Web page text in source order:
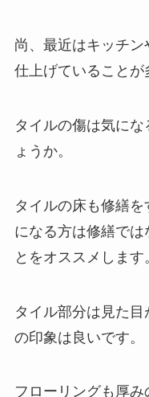
尚、最近はキッチ
仕上げていることが
タイルの傷は気に
ょうか。
タイルの床も修繕
になる方は修繕では
とをオススメします
タイル部分は見た
の印象は良いです。
フローリングも厚